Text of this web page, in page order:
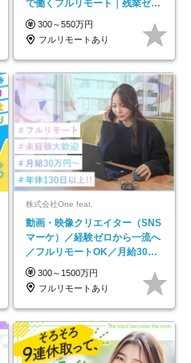
で働くフルリモート｜残業ゼロ
で18時退勤◎
300～550万円
フルリモートあり
株式会社One feat.
動画・映像クリエイター（SNS
マーケ）／経験ゼロから一流へ
／フルリモートOK／月給30万
円～／年休130日以上
300～1500万円
フルリモートあり